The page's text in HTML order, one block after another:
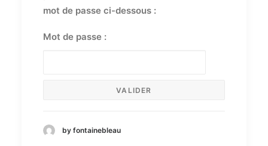
mot de passe ci-dessous :
Mot de passe :
by fontainebleau